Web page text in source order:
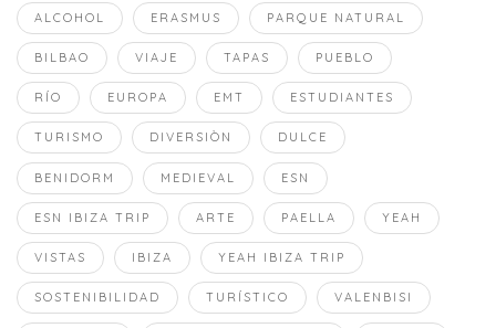
ALCOHOL ERASMUS PARQUE NATURAL
BILBAO VIAJE TAPAS PUEBLO
RÍO EUROPA EMT ESTUDIANTES
TURISMO DIVERSIÒN DULCE
BENIDORM MEDIEVAL ESN
ESN IBIZA TRIP ARTE PAELLA YEAH
VISTAS IBIZA YEAH IBIZA TRIP
SOSTENIBILIDAD TURÍSTICO VALENBISI